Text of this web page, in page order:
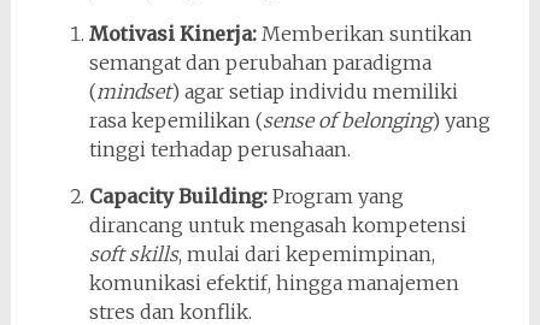
Motivasi Kinerja:Memberikan suntikan
semangat dan perubahan paradigma
(mindset) agar setiap individu memiliki
rasa kepemilikan (sense of belonging) yang
tinggi terhadap perusahaan.
Capacity Building:Program yang
dirancang untuk mengasah kompetensi
soft skills, mulai dari kepemimpinan,
komunikasi efektif, hingga manajemen
stres dan konflik.